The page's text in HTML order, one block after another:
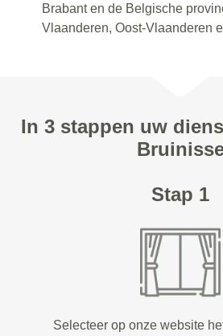
Brabant en de Belgische
Vlaanderen, Oost-Vlaanderen
In 3 stappen uw
Stap 1
Selecteer op onze website